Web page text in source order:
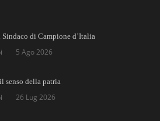
di Campione d’Italia
5 Ago 2026
senso della patria
26 Lug 2026